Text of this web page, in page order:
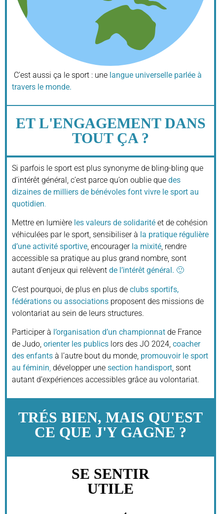
C’est aussi ça le sport : une langue universelle parlée à
travers le monde.
ET L'ENGAGEMENT DANS
TOUT ÇA ?
Si parfois le sport est plus synonyme de bling-bling que
d’intérêt général, c’est parce qu’on oublie que des
dizaines de milliers de bénévoles font vivre le sport au
quotidien.
Mettre en lumière les valeurs de solidarité et de cohésion
véhiculées par le sport, sensibiliser à la pratique régulière
d’une activité sportive, encourager la mixité, rendre
accessible sa pratique au plus grand nombre, sont
autant d’enjeux qui relèvent de l’intérêt général. 🙂
C’est pourquoi, de plus en plus de clubs sportifs,
fédérations ou associations proposent des missions de
volontariat au sein de leurs structures.
Participer à l’organisation d’un championnat de France
de Judo, orienter les publics lors des JO 2024, coacher
des enfants à l’autre bout du monde, promouvoir le sport
au féminin, développer une section handisport, sont
autant d’expériences accessibles grâce au volontariat.
TRÉS BIEN, MAIS QU'EST
CE QUE J'Y GAGNE ?
SE SENTIR
UTILE